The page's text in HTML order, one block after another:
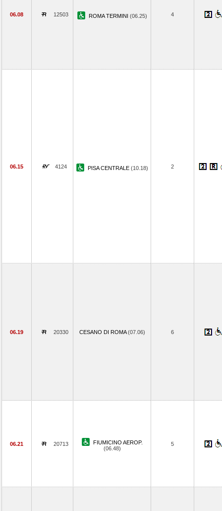
06.08 12503 ROMA TERMINI (06.25) 4
06.15 4124 PISA CENTRALE (10.18) 2
06.19 20330 CESANO DI ROMA(07.06) 6
06.21 20713
FIUMICINO AEROP.
(06.48)
5